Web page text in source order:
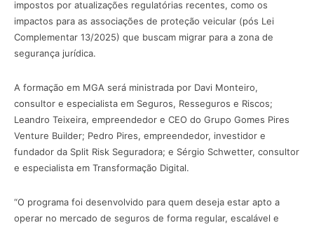
impostos por atualizações regulatórias recentes, como os
impactos para as associações de proteção veicular (pós Lei
Complementar 13/2025) que buscam migrar para a zona de
segurança jurídica.
A formação em MGA será ministrada por Davi Monteiro,
consultor e especialista em Seguros, Resseguros e Riscos;
Leandro Teixeira, empreendedor e CEO do Grupo Gomes Pires
Venture Builder; Pedro Pires, empreendedor, investidor e
fundador da Split Risk Seguradora; e Sérgio Schwetter, consultor
e especialista em Transformação Digital.
“O programa foi desenvolvido para quem deseja estar apto a
operar no mercado de seguros de forma regular, escalável e